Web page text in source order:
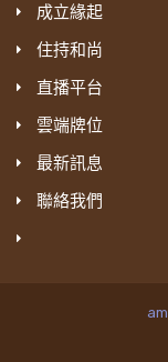
成立緣起
住持和尚
直播平台
雲端牌位
最新訊息
聯絡我們